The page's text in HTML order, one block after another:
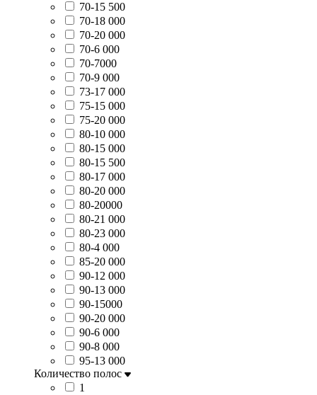
70-15 500
70-18 000
70-20 000
70-6 000
70-7000
70-9 000
73-17 000
75-15 000
75-20 000
80-10 000
80-15 000
80-15 500
80-17 000
80-20 000
80-20000
80-21 000
80-23 000
80-4 000
85-20 000
90-12 000
90-13 000
90-15000
90-20 000
90-6 000
90-8 000
95-13 000
Количество полос
1